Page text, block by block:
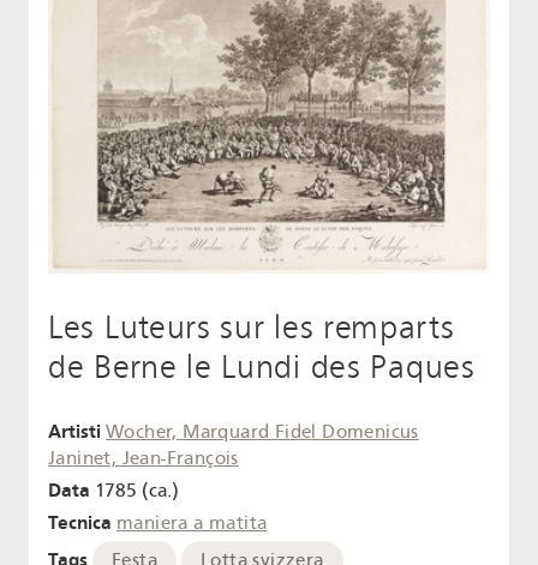
Les Luteurs sur les remparts
de Berne le Lundi des Paques
Artisti Wocher, Marquard Fidel Domenicus
Janinet, Jean-François
Data 1785 (ca.)
Tecnica maniera a matita
Tags